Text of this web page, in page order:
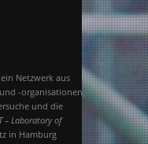
Netzwerk aus
-organisationen,
und die
– Laboratory of
in Hamburg